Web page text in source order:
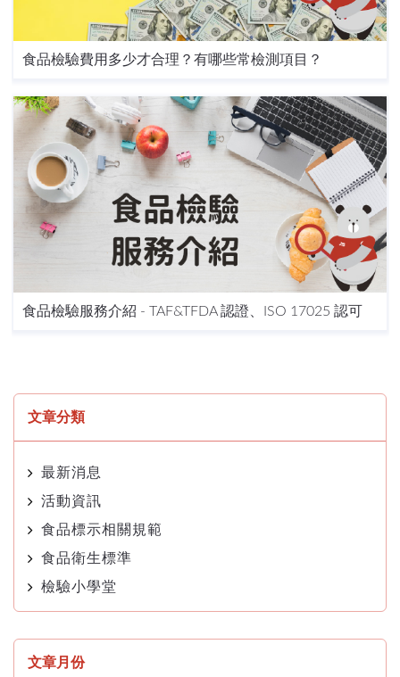
食品檢驗費用多少才合理？有哪些常檢測項目？
食品檢驗服務介紹 - TAF&TFDA 認證、ISO 17025 認可
文章分類
最新消息
活動資訊
食品標示相關規範
食品衛生標準
檢驗小學堂
文章月份